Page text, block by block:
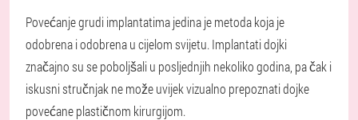
Povećanje grudi implantatima jedina je metoda koja je
odobrena i odobrena u cijelom svijetu. Implantati dojki
značajno su se poboljšali u posljednjih nekoliko godina, pa čak i
iskusni stručnjak ne može uvijek vizualno prepoznati dojke
povećane plastičnom kirurgijom.